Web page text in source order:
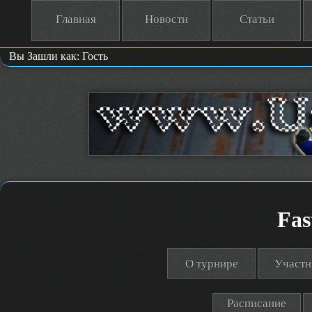
Главная Новости Статьи
Вы Зашли как: Гость
О турнире
Расписание